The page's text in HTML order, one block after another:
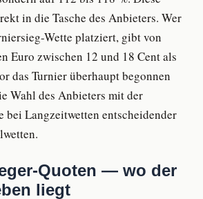
in die Tasche des Anbieters. Wer
Wette platziert, gibt von
Euro zwischen 12 und 18 Cent als
das Turnier überhaupt begonnen
Wahl des Anbieters mit der
bei Langzeitwetten entscheidender
Quoten — wo der
liegt